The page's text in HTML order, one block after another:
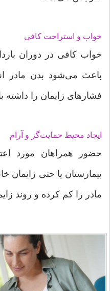
خواب و استراحت کافی
خواب کافی در دوران
باعث می‌شود بدن مادر
فشارهای زایمان را داشته
ایجاد محیط حمایت‌گر و آرام
حضور همراهان مورد
بیمارستان یا حتی
مادر را کم کرده و روند